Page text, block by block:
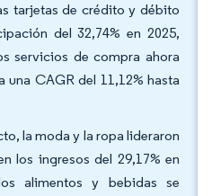
tarjetas de crédito y débito
del 32,74% en 2025,
servicios de compra ahora
una CAGR del 11,12% hasta
la moda y la ropa lideraron
los ingresos del 29,17% en
alimentos y bebidas se